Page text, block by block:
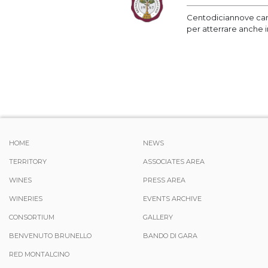
Centodiciannove
per atterrare anche
HOME
TERRITORY
WINES
WINERIES
CONSORTIUM
BENVENUTO BRUNELLO
RED MONTALCINO
NEWS
ASSOCIATES AREA
PRESS AREA
EVENTS ARCHIVE
GALLERY
BANDO DI GARA